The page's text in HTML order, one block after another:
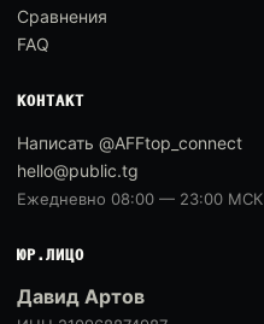
Сравнения
FAQ
КОНТАКТ
Написать @AFFtop_connect
hello@public.tg
Ежедневно 08:00 — 23:00 МСК
ЮР.ЛИЦО
Давид Артов